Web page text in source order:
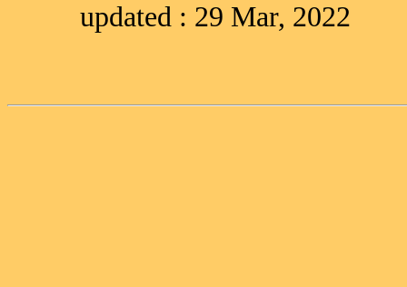
updated : 29 Mar, 2022